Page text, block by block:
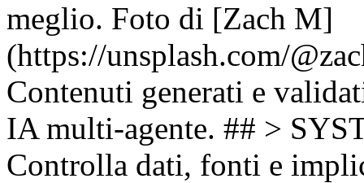
meglio. Foto di [Zach M]
(https://unsplash.com/
Contenuti generati e
IA multi-agente. ## >
Controlla dati, fonti e